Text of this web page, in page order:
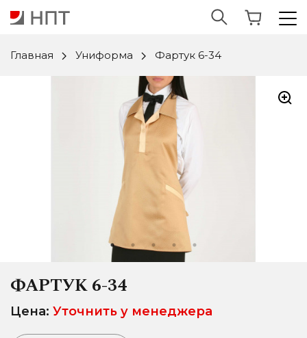
Главная Униформа Фартук 6-34
ФАРТУК 6-34
Цена: Уточнить у менеджера